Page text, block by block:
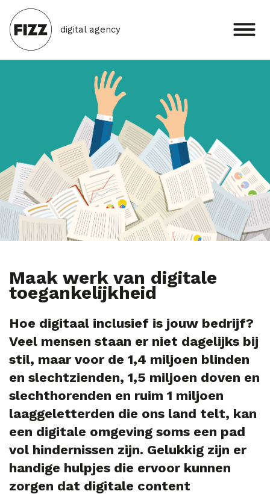
digital agency
Maak werk van digitale
toegankelijkheid
Hoe digitaal inclusief is jouw bedrijf?
Veel mensen staan er niet dagelijks bij
stil, maar voor de 1,4 miljoen blinden
en slechtzienden, 1,5 miljoen doven en
slechthorenden en ruim 1 miljoen
laaggeletterden die ons land telt, kan
een digitale omgeving soms een pad
vol hindernissen zijn. Gelukkig zijn er
handige hulpjes die ervoor kunnen
zorgen dat digitale content